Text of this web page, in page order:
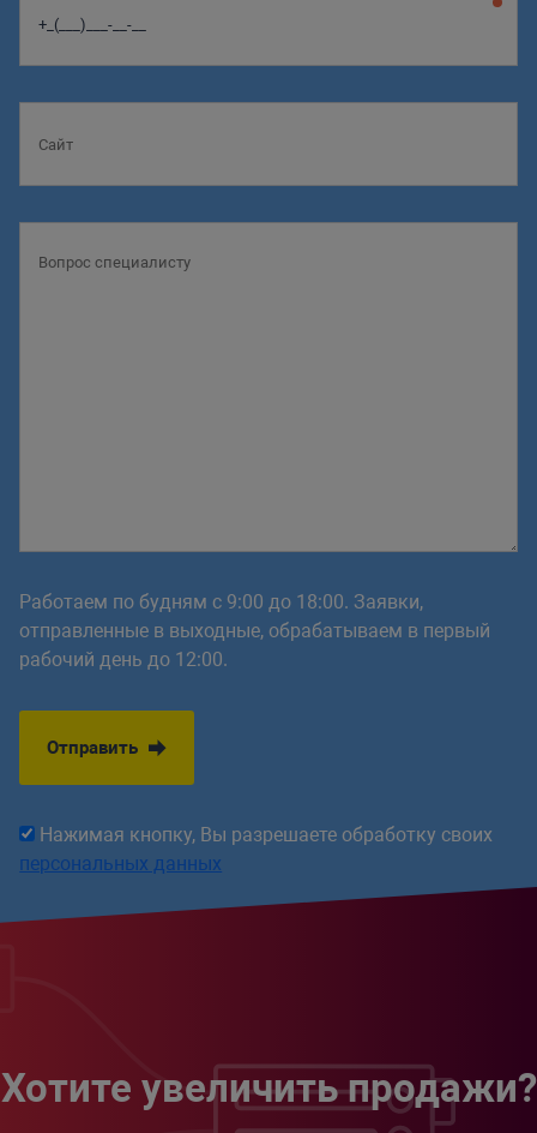
Работаем по будням с 9:00 до 18:00. Заявки,
отправленные в выходные, обрабатываем в первый
рабочий день до 12:00.
Отправить
Нажимая кнопку, Вы разрешаете обработку своих
персональных данных
Хотите увеличить продажи?